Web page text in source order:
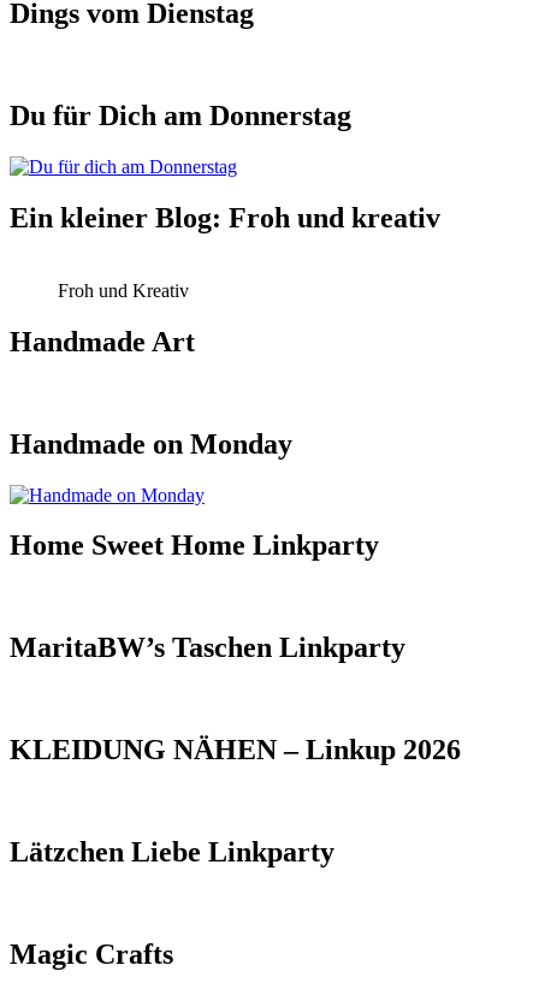
Dings vom Dienstag
Du für Dich am Donnerstag
Ein kleiner Blog: Froh und kreativ
Froh und Kreativ
Handmade Art
Handmade on Monday
Home Sweet Home Linkparty
MaritaBW’s Taschen Linkparty
KLEIDUNG NÄHEN – Linkup 2026
Lätzchen Liebe Linkparty
Magic Crafts